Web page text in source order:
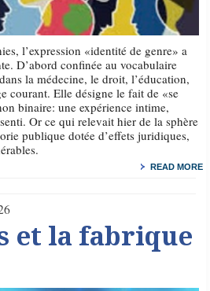
l’expression «identité de genre» a
D’abord confinée au vocabulaire
la médecine, le droit, l’éducation,
courant. Elle désigne le fait de «se
binaire: une expérience intime,
Or ce qui relevait hier de la sphère
publique dotée d’effets juridiques,
READ MORE
et la fabrique